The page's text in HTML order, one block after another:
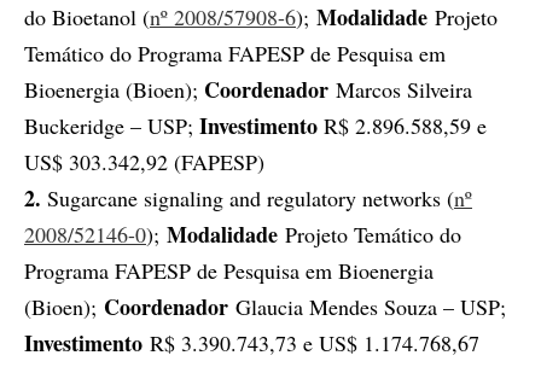
do Bioetanol (nº 2008/57908-6); Modalidade Projeto
Temático do Programa FAPESP de Pesquisa em
Bioenergia (Bioen); Coordenador Marcos Silveira
Buckeridge – USP; Investimento R$ 2.896.588,59 e
US$ 303.342,92 (FAPESP)
2. Sugarcane signaling and regulatory networks (nº
2008/52146-0); Modalidade Projeto Temático do
Programa FAPESP de Pesquisa em Bioenergia
(Bioen); Coordenador Glaucia Mendes Souza – USP;
Investimento R$ 3.390.743,73 e US$ 1.174.768,67